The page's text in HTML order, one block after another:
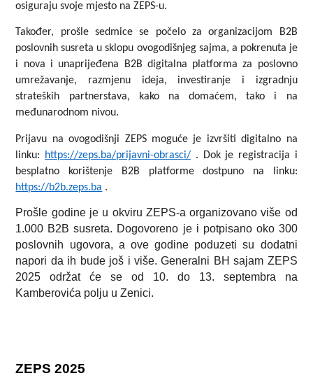
osiguraju svoje mjesto na ZEPS-u.
Također, prošle sedmice se počelo za organizacijom B2B
poslovnih susreta u sklopu ovogodišnjeg sajma, a pokrenuta je
i nova i unaprijeđena B2B digitalna platforma za poslovno
umrežavanje, razmjenu ideja, investiranje i izgradnju
strateških partnerstava, kako na domaćem, tako i na
međunarodnom nivou.
Prijavu na ovogodišnji ZEPS moguće je izvršiti digitalno na
linku:
https://zeps.ba/prijavni-obrasci/ . Dok je registracija i
besplatno korištenje B2B platforme dostpuno na linku:
https://b2b.zeps.ba .
Prošle godine je u okviru ZEPS-a organizovano više od
1.000 B2B susreta. Dogovoreno je i potpisano oko 300
poslovnih ugovora, a ove godine poduzeti su dodatni
napori da ih bude još i više. Generalni BH sajam ZEPS
2025 održat će se od 10. do 13. septembra na
Kamberovića polju u Zenici.
ZEPS 2025